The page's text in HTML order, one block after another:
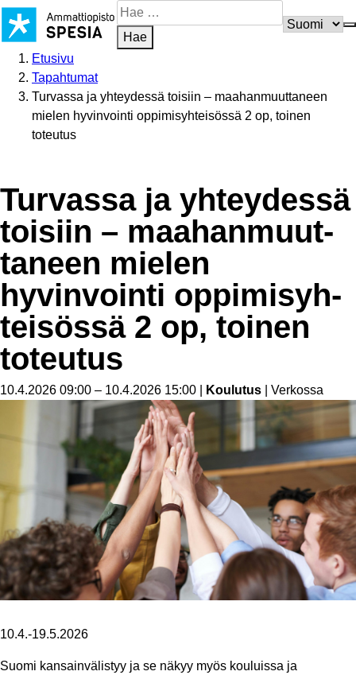
Siirry
sisältöön
Hae
sivustosta
Hae
Etusivu
Tapahtumat
Turvassa ja yhteydessä toisiin – maahanmuuttaneen
mielen hyvinvointi oppimisyhteisössä 2 op, toinen
toteutus
Turvassa ja yhteydessä
toisiin – maahan­muut­
taneen mielen
hyvinvointi oppimi­syh­
tei­sössä 2 op, toinen
toteutus
10.4.2026 09:00 – 10.4.2026 15:00 Koulutus | Verkossa
10.4.-19.5.2026
Suomi kansainvälistyy ja se näkyy myös kouluissa ja